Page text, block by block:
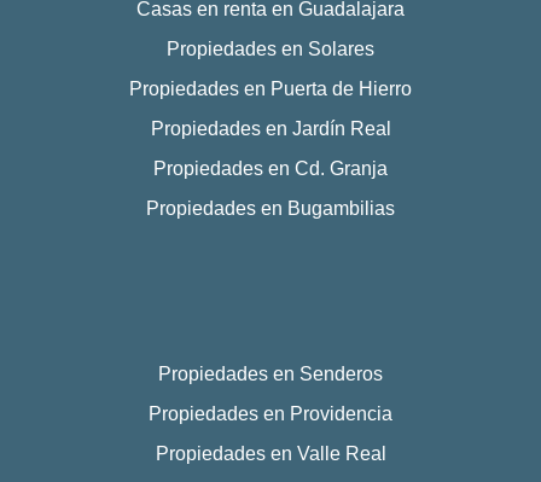
Casas en renta en Guadalajara
Propiedades en Solares
Propiedades en Puerta de Hierro
Propiedades en Jardín Real
Propiedades en Cd. Granja
Propiedades en Bugambilias
Propiedades en Senderos
Propiedades en Providencia
Propiedades en Valle Real